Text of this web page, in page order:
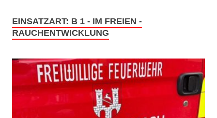
EINSATZART: B 1 - IM FREIEN -
RAUCHENTWICKLUNG